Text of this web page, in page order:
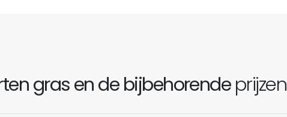
gras en de bijbehorendeprijzen